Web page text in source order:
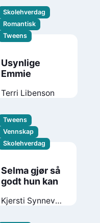
Skolehverdag
Romantisk
Tweens
Usynlige
Emmie
Terri Libenson
Tweens
Vennskap
Skolehverdag
Selma gjør så
godt hun kan
Kjersti Synneva